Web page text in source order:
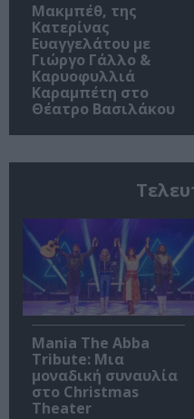
Μακμπέθ, της
Κατερίνας
Ευαγγελάτου με
Γιώργο Γάλλο &
Καρυοφυλλιά
Καραμπέτη στο
Θέατρο Βασιλάκου
Mania The Abba
Tribute: Μια
μοναδική συναυλία
στο Christmas
Theater